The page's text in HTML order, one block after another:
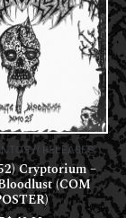
// RELEASES
Cryptorium –
(COM